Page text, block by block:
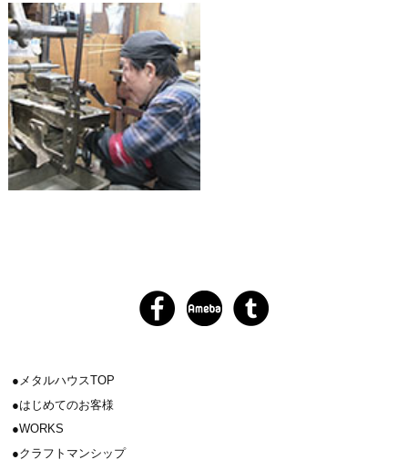
メタルハウスTOP
はじめてのお客様
WORKS
クラフトマンシップ